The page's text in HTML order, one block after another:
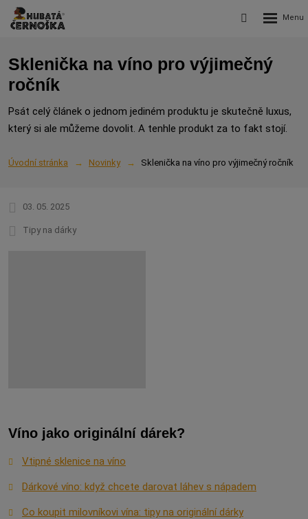
Vyhledávání
Rozbalení
Sklenička na víno pro výjimečný
ročník
Psát celý článek o jednom jediném produktu je skutečně luxus,
který si ale můžeme dovolit. A tenhle produkt za to fakt stojí.
Úvodní stránka Novinky Sklenička na víno pro výjimečný ročník
03. 05. 2025
Tipy na dárky
Víno jako originální dárek?
Vtipné sklenice na víno
Dárkové víno: když chcete darovat láhev s nápadem
Co koupit milovníkovi vína: tipy na originální dárky